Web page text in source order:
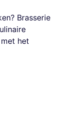
Brasserie
het